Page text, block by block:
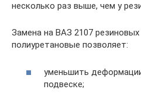
несколько раз выше, чем у
Замена на ВАЗ 2107
полиуретановые позволяет:
уменьшить
подвеске;